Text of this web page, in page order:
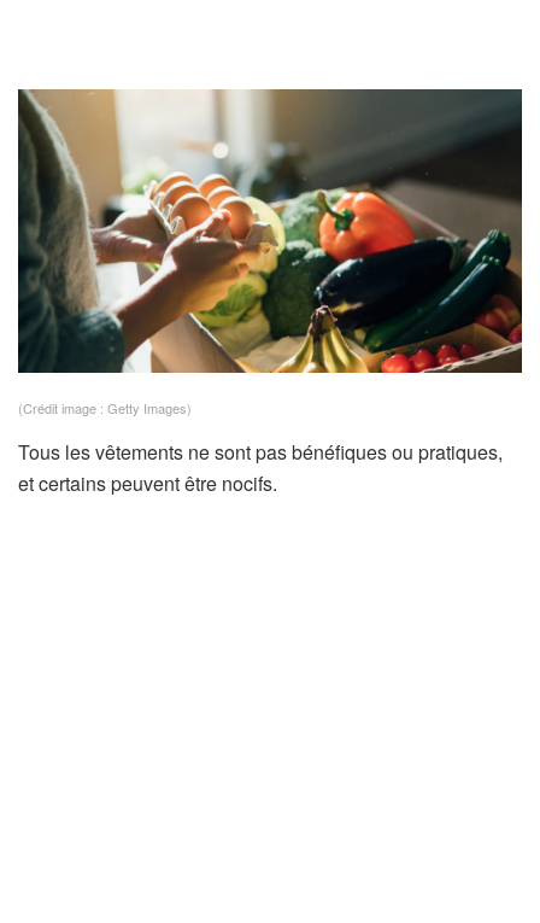
(Crédit image : Getty Images)
Tous les vêtements ne sont pas bénéfiques ou pratiques,
et certains peuvent être nocifs.